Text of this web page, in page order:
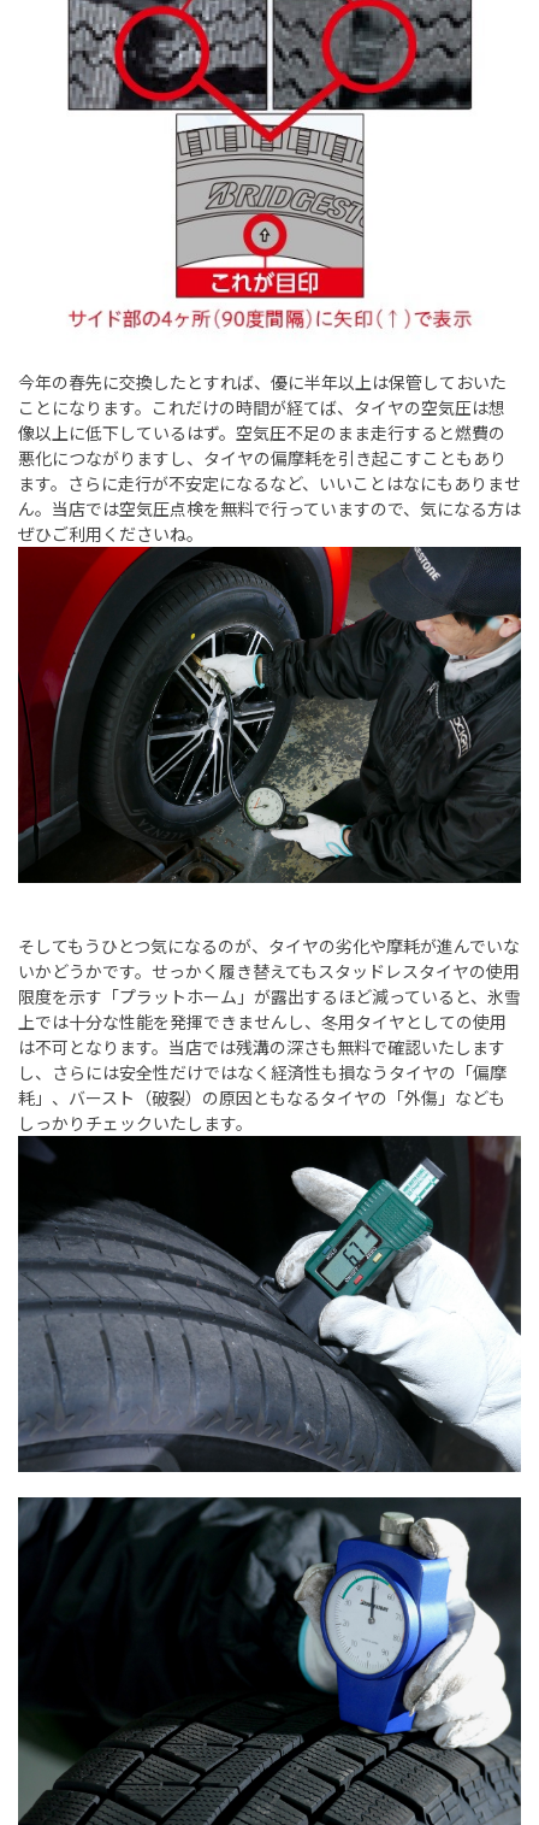
今年の春先に交換したとすれば、優に半年以上は保管しておいた
ことになります。これだけの時間が経てば、タイヤの空気圧は想
像以上に低下しているはず。空気圧不足のまま走行すると燃費の
悪化につながりますし、タイヤの偏摩耗を引き起こすこともあり
ます。さらに走行が不安定になるなど、いいことはなにもありませ
ん。当店では空気圧点検を無料で行っていますので、気になる方は
ぜひご利用くださいね。
そしてもうひとつ気になるのが、タイヤの劣化や摩耗が進んでいな
いかどうかです。せっかく履き替えてもスタッドレスタイヤの使用
限度を示す「プラットホーム」が露出するほど減っていると、氷雪
上では十分な性能を発揮できませんし、冬用タイヤとしての使用
は不可となります。当店では残溝の深さも無料で確認いたします
し、さらには安全性だけではなく経済性も損なうタイヤの「偏摩
耗」、バースト（破裂）の原因ともなるタイヤの「外傷」なども
しっかりチェックいたします。